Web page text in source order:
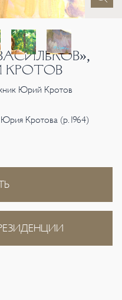
Юрий Кротов
Кротова (р.1964)